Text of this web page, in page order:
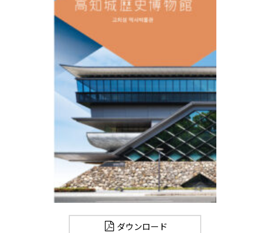
ダウンロード